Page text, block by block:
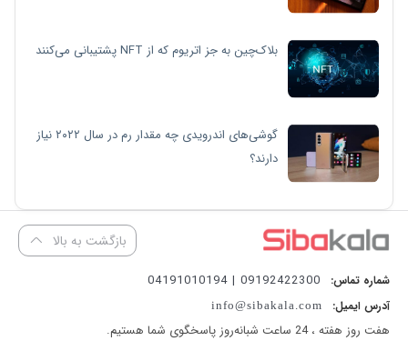
بلاک‌چین به جز اتریوم که از NFT پشتیبانی می‌کنند
گوشی‌های اندرویدی چه مقدار رم در سال ۲۰۲۲ نیاز
دارند؟
بازگشت به بالا
شماره تماس: 09192422300 | 04191010194
آدرس ایمیل: info@sibakala.com
هفت روز هفته ، 24 ساعت شبانه‌روز پاسخگوی شما هستیم.